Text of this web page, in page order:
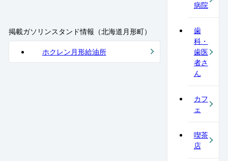
掲載ガソリンスタンド情報（北海道月形町）
ホクレン月形給油所
病院
歯
科・
歯医
者さ
ん
カフ
ェ
喫茶
店